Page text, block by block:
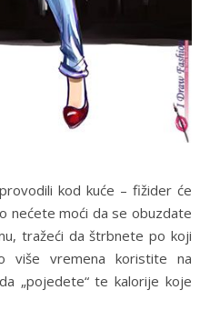
kod kuće – fižider će
nećete moći da se obuzdate
tražeći da štrbnete po koji
više vremena koristite na
„pojedete“ te kalorije koje